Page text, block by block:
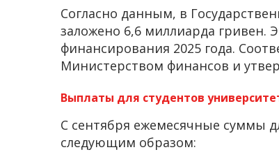
Согласно данным, в
заложено 6,6 миллиарда
финансирования 2025 года.
Министерством финансов и
Выплаты для студентов
С сентября ежемесячные суммы
следующим образом: